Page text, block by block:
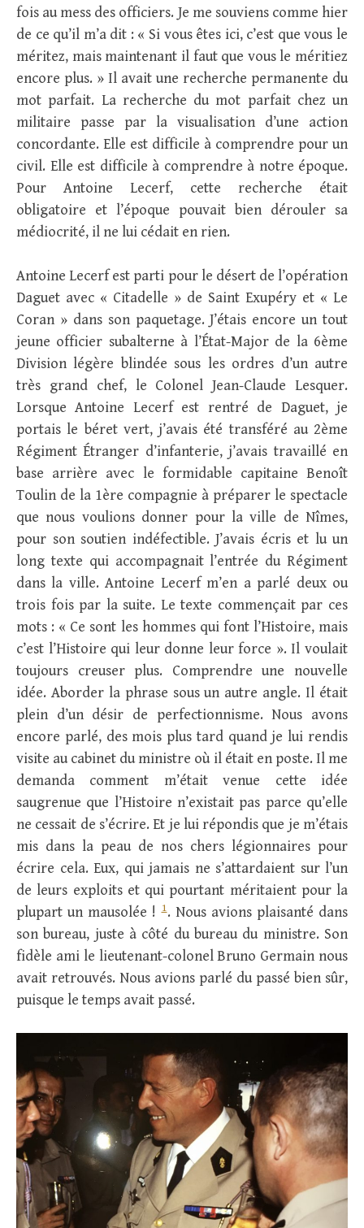
fois au mess des officiers. Je me souviens comme hier
de ce qu’il m’a dit : « Si vous êtes ici, c’est que vous le
méritez, mais maintenant il faut que vous le méritiez
encore plus. » Il avait une recherche permanente du
mot parfait. La recherche du mot parfait chez un
militaire passe par la visualisation d’une action
concordante. Elle est difficile à comprendre pour un
civil. Elle est difficile à comprendre à notre époque.
Pour Antoine Lecerf, cette recherche était
obligatoire et l’époque pouvait bien dérouler sa
médiocrité, il ne lui cédait en rien.
Antoine Lecerf est parti pour le désert de l’opération
Daguet avec « Citadelle » de Saint Exupéry et « Le
Coran » dans son paquetage. J’étais encore un tout
jeune officier subalterne à l’État-Major de la 6ème
Division légère blindée sous les ordres d’un autre
très grand chef, le Colonel Jean-Claude Lesquer.
Lorsque Antoine Lecerf est rentré de Daguet, je
portais le béret vert, j’avais été transféré au 2ème
Régiment Étranger d’infanterie, j’avais travaillé en
base arrière avec le formidable capitaine Benoît
Toulin de la 1ère compagnie à préparer le spectacle
que nous voulions donner pour la ville de Nîmes,
pour son soutien indéfectible. J’avais écris et lu un
long texte qui accompagnait l’entrée du Régiment
dans la ville. Antoine Lecerf m’en a parlé deux ou
trois fois par la suite. Le texte commençait par ces
mots : « Ce sont les hommes qui font l’Histoire, mais
c’est l’Histoire qui leur donne leur force ». Il voulait
toujours creuser plus. Comprendre une nouvelle
idée. Aborder la phrase sous un autre angle. Il était
plein d’un désir de perfectionnisme. Nous avons
encore parlé, des mois plus tard quand je lui rendis
visite au cabinet du ministre où il était en poste. Il me
demanda comment m’était venue cette idée
saugrenue que l’Histoire n’existait pas parce qu’elle
ne cessait de s’écrire. Et je lui répondis que je m’étais
mis dans la peau de nos chers légionnaires pour
écrire cela. Eux, qui jamais ne s’attardaient sur l’un
de leurs exploits et qui pourtant méritaient pour la
plupart un mausolée !1. Nous avions plaisanté dans
son bureau, juste à côté du bureau du ministre. Son
fidèle ami le lieutenant-colonel Bruno Germain nous
avait retrouvés. Nous avions parlé du passé bien sûr,
puisque le temps avait passé.